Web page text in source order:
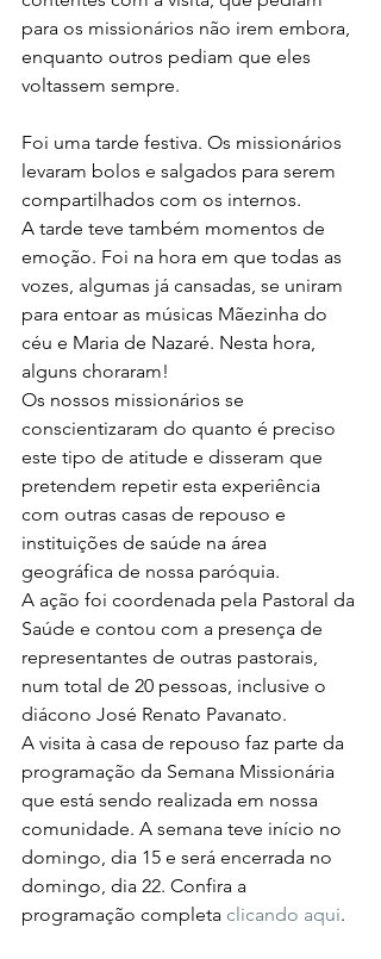
para os missionários não irem embora,
enquanto outros pediam que eles
voltassem sempre.
Foi uma tarde festiva. Os missionários
levaram bolos e salgados para serem
compartilhados com os internos.
A tarde teve também momentos de
emoção. Foi na hora em que todas as
vozes, algumas já cansadas, se uniram
para entoar as músicas Mãezinha do
céu e Maria de Nazaré. Nesta hora,
alguns choraram!
Os nossos missionários se
conscientizaram do quanto é preciso
este tipo de atitude e disseram que
pretendem repetir esta experiência
com outras casas de repouso e
instituições de saúde na área
geográfica de nossa paróquia.
A ação foi coordenada pela Pastoral da
Saúde e contou com a presença de
representantes de outras pastorais,
num total de 20 pessoas, inclusive o
diácono José Renato Pavanato.
A visita à casa de repouso faz parte da
programação da Semana Missionária
que está sendo realizada em nossa
comunidade. A semana teve início no
domingo, dia 15 e será encerrada no
domingo, dia 22. Confira a
programação completa clicando aqui.